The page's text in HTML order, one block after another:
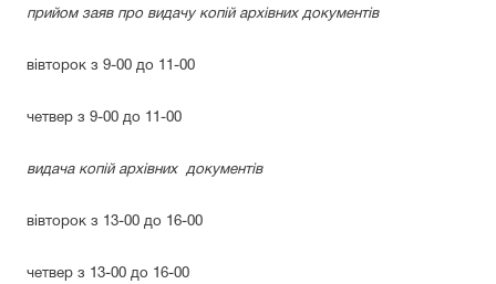
прийом заяв про видачу копій архівних документів
вівторок з 9-00 до 11-00
четвер з 9-00 до 11-00
видача копій архівних документів
вівторок з 13-00 до 16-00
четвер з 13-00 до 16-00